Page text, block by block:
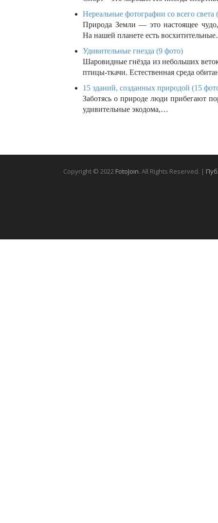
Нереальные фотографии со всего света
Природа Земли — это настоящее
На нашей планете есть
Удивительные гнезда (9 фото)
Шаровидные гнёзда из небольших
птицы-ткачи. Естественная среда
15 зданий, созданных природой (15
Заботясь о природе люди прибегают
удивительные экодома,…
Copyright © 2022 FotoJoin. All Rights Reserved. |